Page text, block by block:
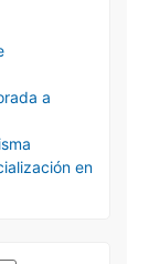
a
en